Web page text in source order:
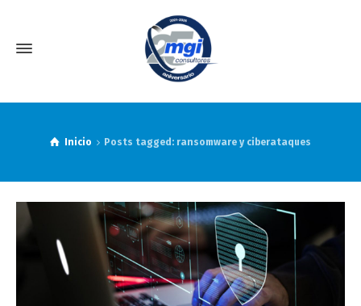
Inicio Posts tagged: ransomware y ciberataques